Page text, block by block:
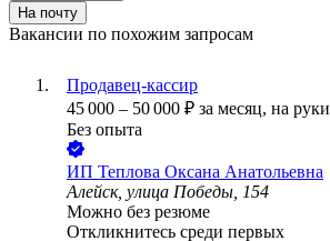
На почту
Вакансии по похожим запросам
Продавец-кассир
45 000 – 50 000 ₽ за месяц, на руки
Без опыта
ИП Теплова Оксана Анатольевна
Алейск, улица Победы, 154
Можно без резюме
Откликнитесь среди первых